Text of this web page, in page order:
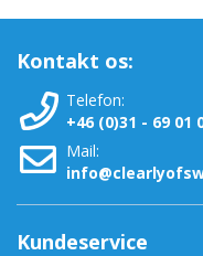
Kontakt os:
Telefon:
+46 (0)31 - 69 01
Mail:
Kundeservice